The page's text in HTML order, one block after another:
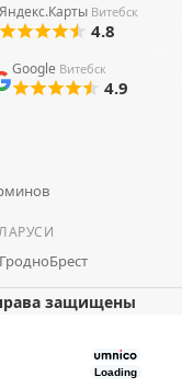
Яндекс.Карты Витебск
4.8
Google Витебск
4.9
Брест
защищены
Loading